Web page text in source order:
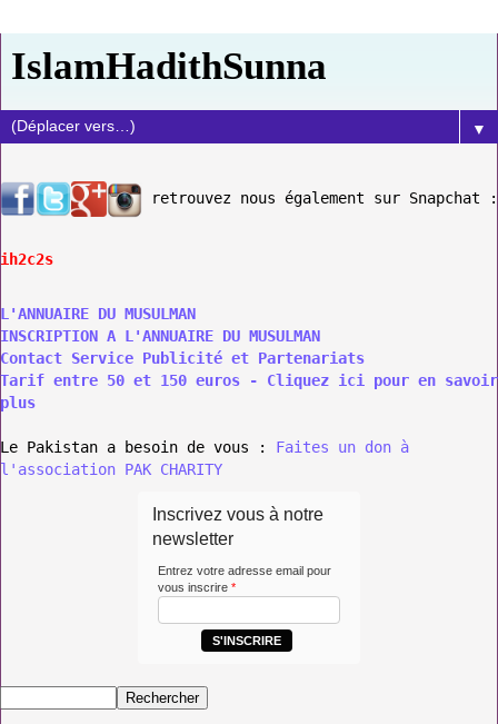
IslamHadithSunna
▼
retrouvez nous également sur Snapchat :
ih2c2s
L'ANNUAIRE DU MUSULMAN
INSCRIPTION A L'ANNUAIRE DU MUSULMAN
Contact Service Publicité et Partenariats
Tarif entre 50 et 150 euros - Cliquez ici pour en savoir
plus
Le Pakistan a besoin de vous : Faites un don à
l'association PAK CHARITY
Inscrivez vous à notre
newsletter
Entrez votre adresse email pour
vous inscrire *
S'INSCRIRE